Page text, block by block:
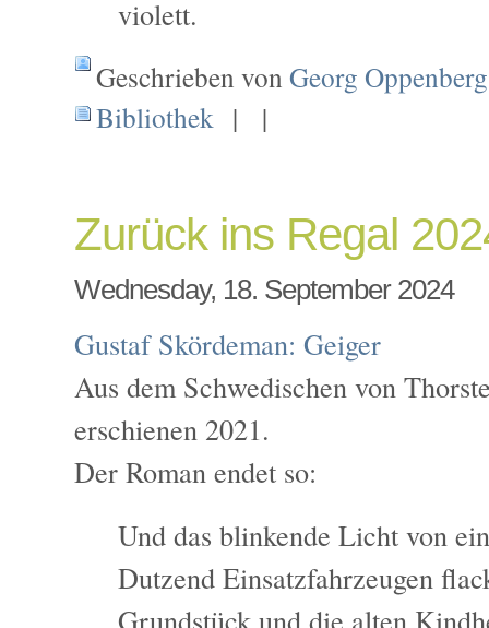
violett.
Geschrieben vonGeorg Oppenberg
Bibliothek | |
Zurück ins Regal
Wednesday, 18. September 2024
Gustaf Skördeman:Geiger
Aus dem Schwedischen von
erschienen 2021.
Der Roman endet so:
Und das blinkende Licht von
Dutzend Einsatzfahrzeugen
Grundstück und die alten